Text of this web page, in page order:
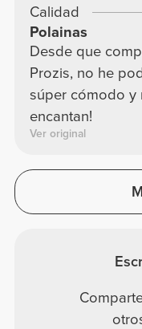
Calidad
Polainas
Desde que
Prozis, no he
súper cómodo y
encantan!
Ver original